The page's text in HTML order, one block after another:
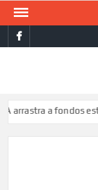
Saltar
contenidofacebook
a fondos estrella